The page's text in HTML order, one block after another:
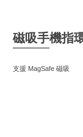
磁吸手機指
支援 MagSafe 磁吸